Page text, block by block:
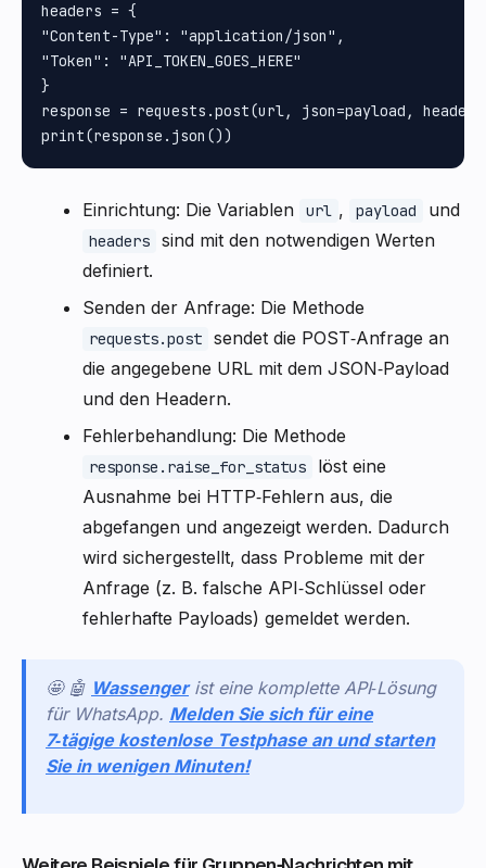
headers = {
"Content-Type": "application/json",
"Token": "API_TOKEN_GOES_HERE"
}
response = requests.post(url, json=payload,
Einrichtung: Die Variablen url , payload und
headers
sind mit den notwendigen Werten
definiert.
Senden der Anfrage: Die Methode
requests.post
sendet die POST‑Anfrage an
die angegebene URL mit dem JSON‑Payload
und den Headern.
Fehlerbehandlung: Die Methode
response.raise_for_status
löst eine
Ausnahme bei HTTP‑Fehlern aus, die
abgefangen und angezeigt werden. Dadurch
wird sichergestellt, dass Probleme mit der
Anfrage (z. B. falsche API‑Schlüssel oder
fehlerhafte Payloads) gemeldet werden.
🤩 🤖 Wassenger ist eine komplette API‑Lösung
für WhatsApp. Melden Sie sich für eine
7‑tägige kostenlose Testphase an und starten
Sie in wenigen Minuten!